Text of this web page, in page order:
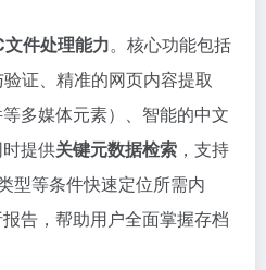
件处理能力。核心功能包括
证、精准的网页内容提取
等多媒体元素）、智能的中文
提供关键元数据检索 ，支持
型等条件快速定位所需内
告，帮助用户全面掌握存档